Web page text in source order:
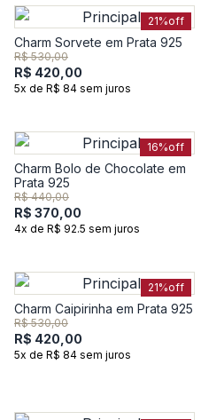
21%off
Charm Sorvete em Prata 925
R$ 530,00
R$ 420,00
5x de R$ 84 sem juros
16%off
Charm Bolo de Chocolate em
Prata 925
R$ 440,00
R$ 370,00
4x de R$ 92.5 sem juros
21%off
Charm Caipirinha em Prata 925
R$ 530,00
R$ 420,00
5x de R$ 84 sem juros